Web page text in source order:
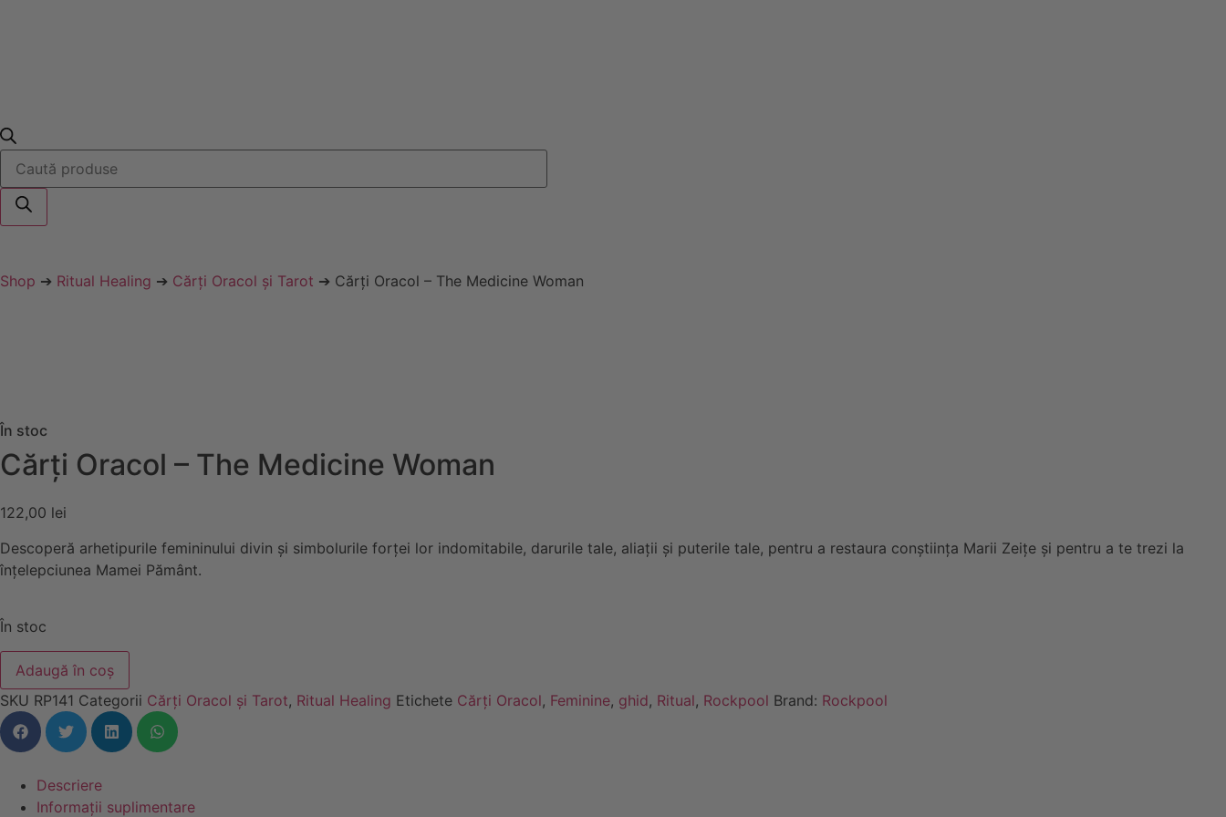
Shop ➔ Ritual Healing ➔ Cărți Oracol și Tarot ➔ Cărţi Oracol – The Medicine Woman
În stoc
Cărţi Oracol – The Medicine Woman
122,00 lei
Descoperă arhetipurile femininului divin și simbolurile forței lor indomitabile, darurile tale, aliații și puterile tale, pentru a restaura conștiința Marii Zeițe și pentru a te trezi la
înțelepciunea Mamei Pământ.
În stoc
Adaugă în coș
SKU RP141 Categorii Cărți Oracol și Tarot, Ritual Healing Etichete Cărți Oracol, Feminine, ghid, Ritual, Rockpool Brand: Rockpool
Descriere
Informații suplimentare